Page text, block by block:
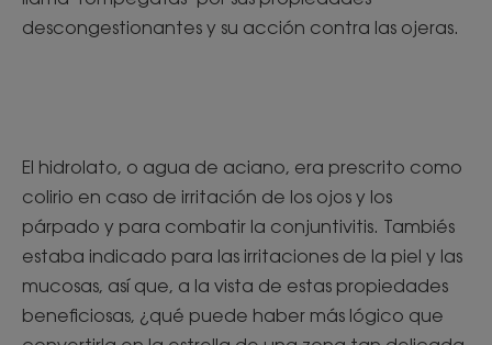
descongestionantes y su acción contra las ojeras.
El hidrolato, o agua de aciano, era prescrito como
colirio en caso de irritación de los ojos y los
párpado y para combatir la conjuntivitis. Tambiés
estaba indicado para las irritaciones de la piel y las
mucosas, así que, a la vista de estas propiedades
beneficiosas, ¿qué puede haber más lógico que